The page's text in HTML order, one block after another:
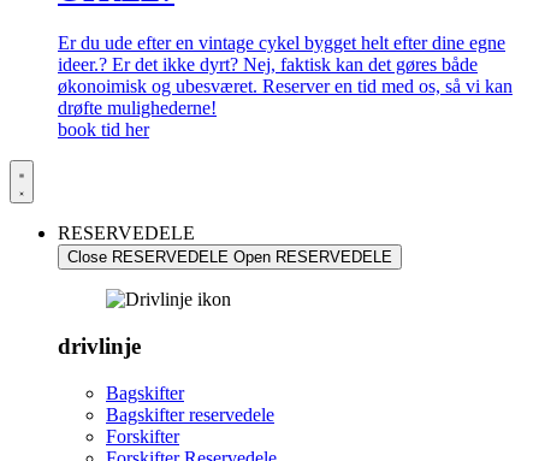
Er du ude efter en vintage cykel bygget helt efter dine egne
ideer.? Er det ikke dyrt? Nej, faktisk kan det gøres både
økonoimisk og ubesværet. Reserver en tid med os, så vi kan
drøfte mulighederne!
book tid her
RESERVEDELE
Close RESERVEDELE Open RESERVEDELE
drivlinje
Bagskifter
Bagskifter reservedele
Forskifter